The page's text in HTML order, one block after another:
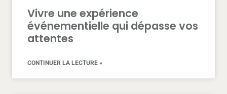
connoisseurs
mention
collectors.
Vivre une expérience
événementielle qui dépasse vos
attentes
CONTINUER LA LECTURE »